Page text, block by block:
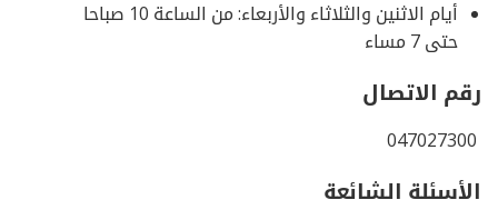
أيام الاثنين والثلاثاء والأربعاء: من الساعة 10 صباحا
حتى 7 مساء
رقم الاتصال
الأسئلة الشائعة